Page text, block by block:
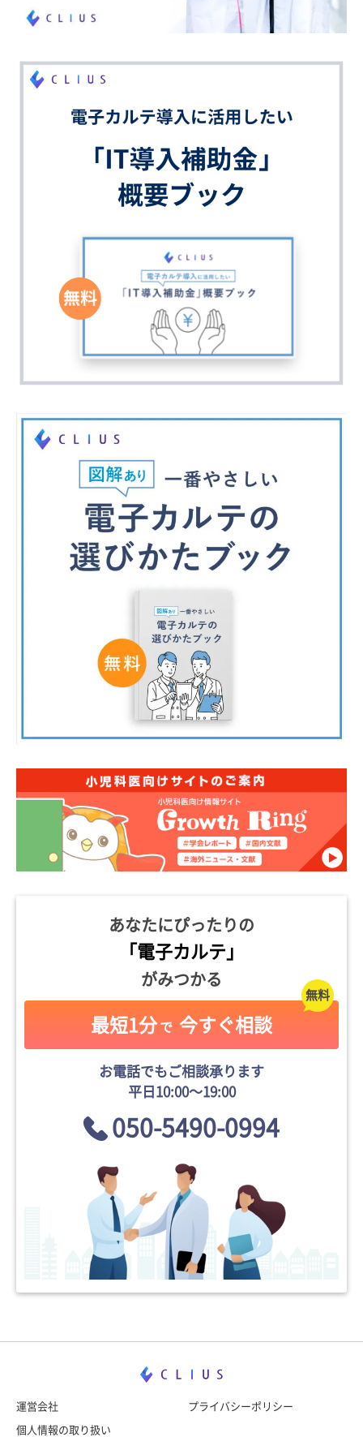
あなたにぴったりの
「電子カルテ」
がみつかる
最短1分 で 今すぐ相談
お電話でもご相談承ります
平日10:00〜19:00
050-5490-0994
運営会社 プライバシーポリシー
個人情報の取り扱い